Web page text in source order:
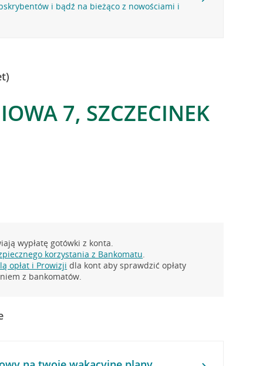
i bądź na bieżąco z nowościami i
7, SZCZECINEK
wypłatę gotówki z konta.
korzystania z Bankomatu.
opłat i Prowizji dla kont aby sprawdzić opłaty
z bankomatów.